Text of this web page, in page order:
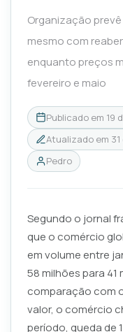
Organização
mesmo com
enquanto preços
fevereiro e maio
Publicado em 19
Atualizado em
Pedro
Segundo o jornal
que o comércio
em volume entre
58 milhões para
comparação com
valor, o comércio
período, queda de